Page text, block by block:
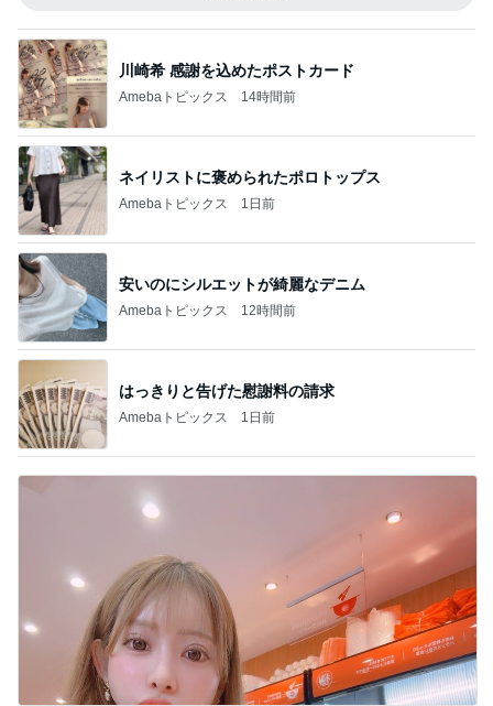
川崎希 感謝を込めたポストカード
Amebaトピックス 14時間前
ネイリストに褒められたポロトップス
Amebaトピックス 1日前
安いのにシルエットが綺麗なデニム
Amebaトピックス 12時間前
はっきりと告げた慰謝料の請求
Amebaトピックス 1日前